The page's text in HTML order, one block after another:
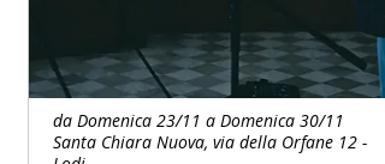
Testi di Ilaria Lanzino tratti da William
Shakespeare
Regia Ilaria Lanzino
da Domenica 23/11 a Domenica 30/11
Santa Chiara Nuova, via della Orfane 12 -